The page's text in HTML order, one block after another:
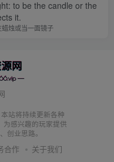
完全就是不同的两件
惯也不一样！
自然会拥有什么样的思
的一群人，圈子基本会
to be the candle or the
it.
烛或当一面镜子
站将持续更新各种
为感兴趣的玩家提供
创业思路。
合作 关于我们